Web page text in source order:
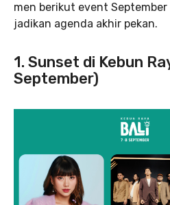
men berikut event
jadikan agenda akhir pekan.
1. Sunset di Kebun
September)